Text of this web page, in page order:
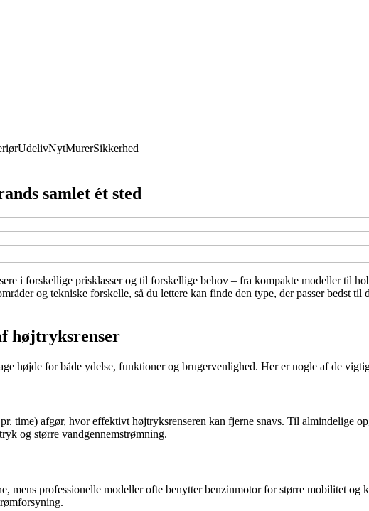
UdelivNytMurerSikkerhed
samlet ét sted
i forskellige prisklasser og til forskellige behov – fra kompakte modeller til
og tekniske forskelle, så du lettere kan finde den type, der passer bedst
højtryksrenser
højde for både ydelse, funktioner og brugervenlighed. Her er nogle af de
time) afgør, hvor effektivt højtryksrenseren kan fjerne snavs. Til almindelige
og større vandgennemstrømning.
mens professionelle modeller ofte benytter benzinmotor for større mobilitet